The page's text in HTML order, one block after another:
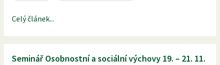
Celý článek...
Seminář Osobnostní a sociální výchovy 19. – 21. 11.